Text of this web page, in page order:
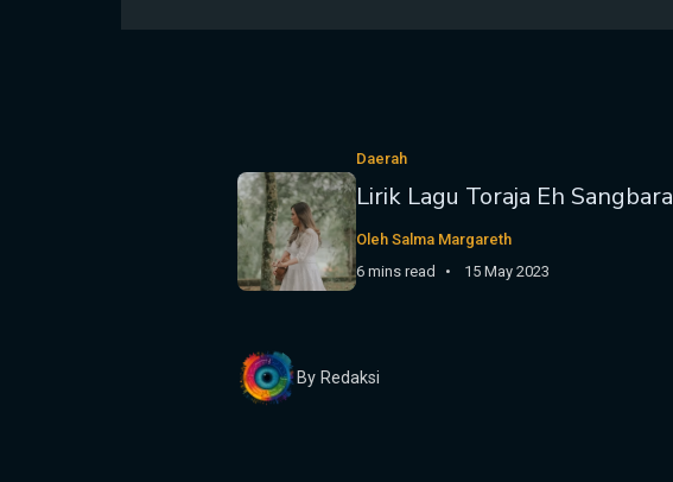
Daerah
Lirik Lagu Toraja Eh Sangbara
Oleh Salma Margareth
6 mins read
15 May 2023
By Redaksi